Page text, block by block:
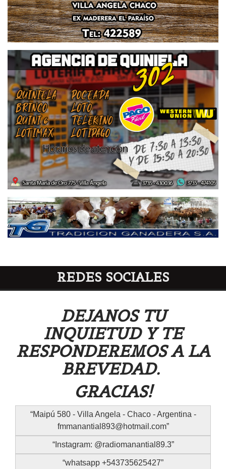
REDES SOCIALES
DEJANOS TU
INQUIETUD Y TE
RESPONDEREMOS A LA
BREVEDAD.
GRACIAS!
Maipú 580 - Villa Angela - Chaco - Argentina -
fmmanantial893@hotmail.com
Instagram: @radiomanantial89.3
whatsapp +543735625427